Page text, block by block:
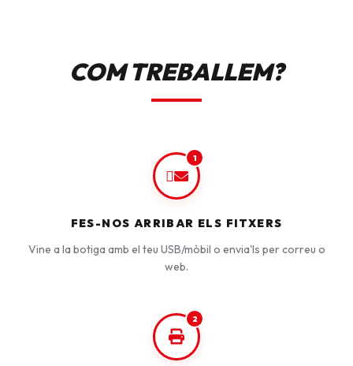
COM TREBALLEM?
1
FES-NOS ARRIBAR ELS FITXERS
Vine a la botiga amb el teu USB/mòbil o envia'ls per correu o
web.
2